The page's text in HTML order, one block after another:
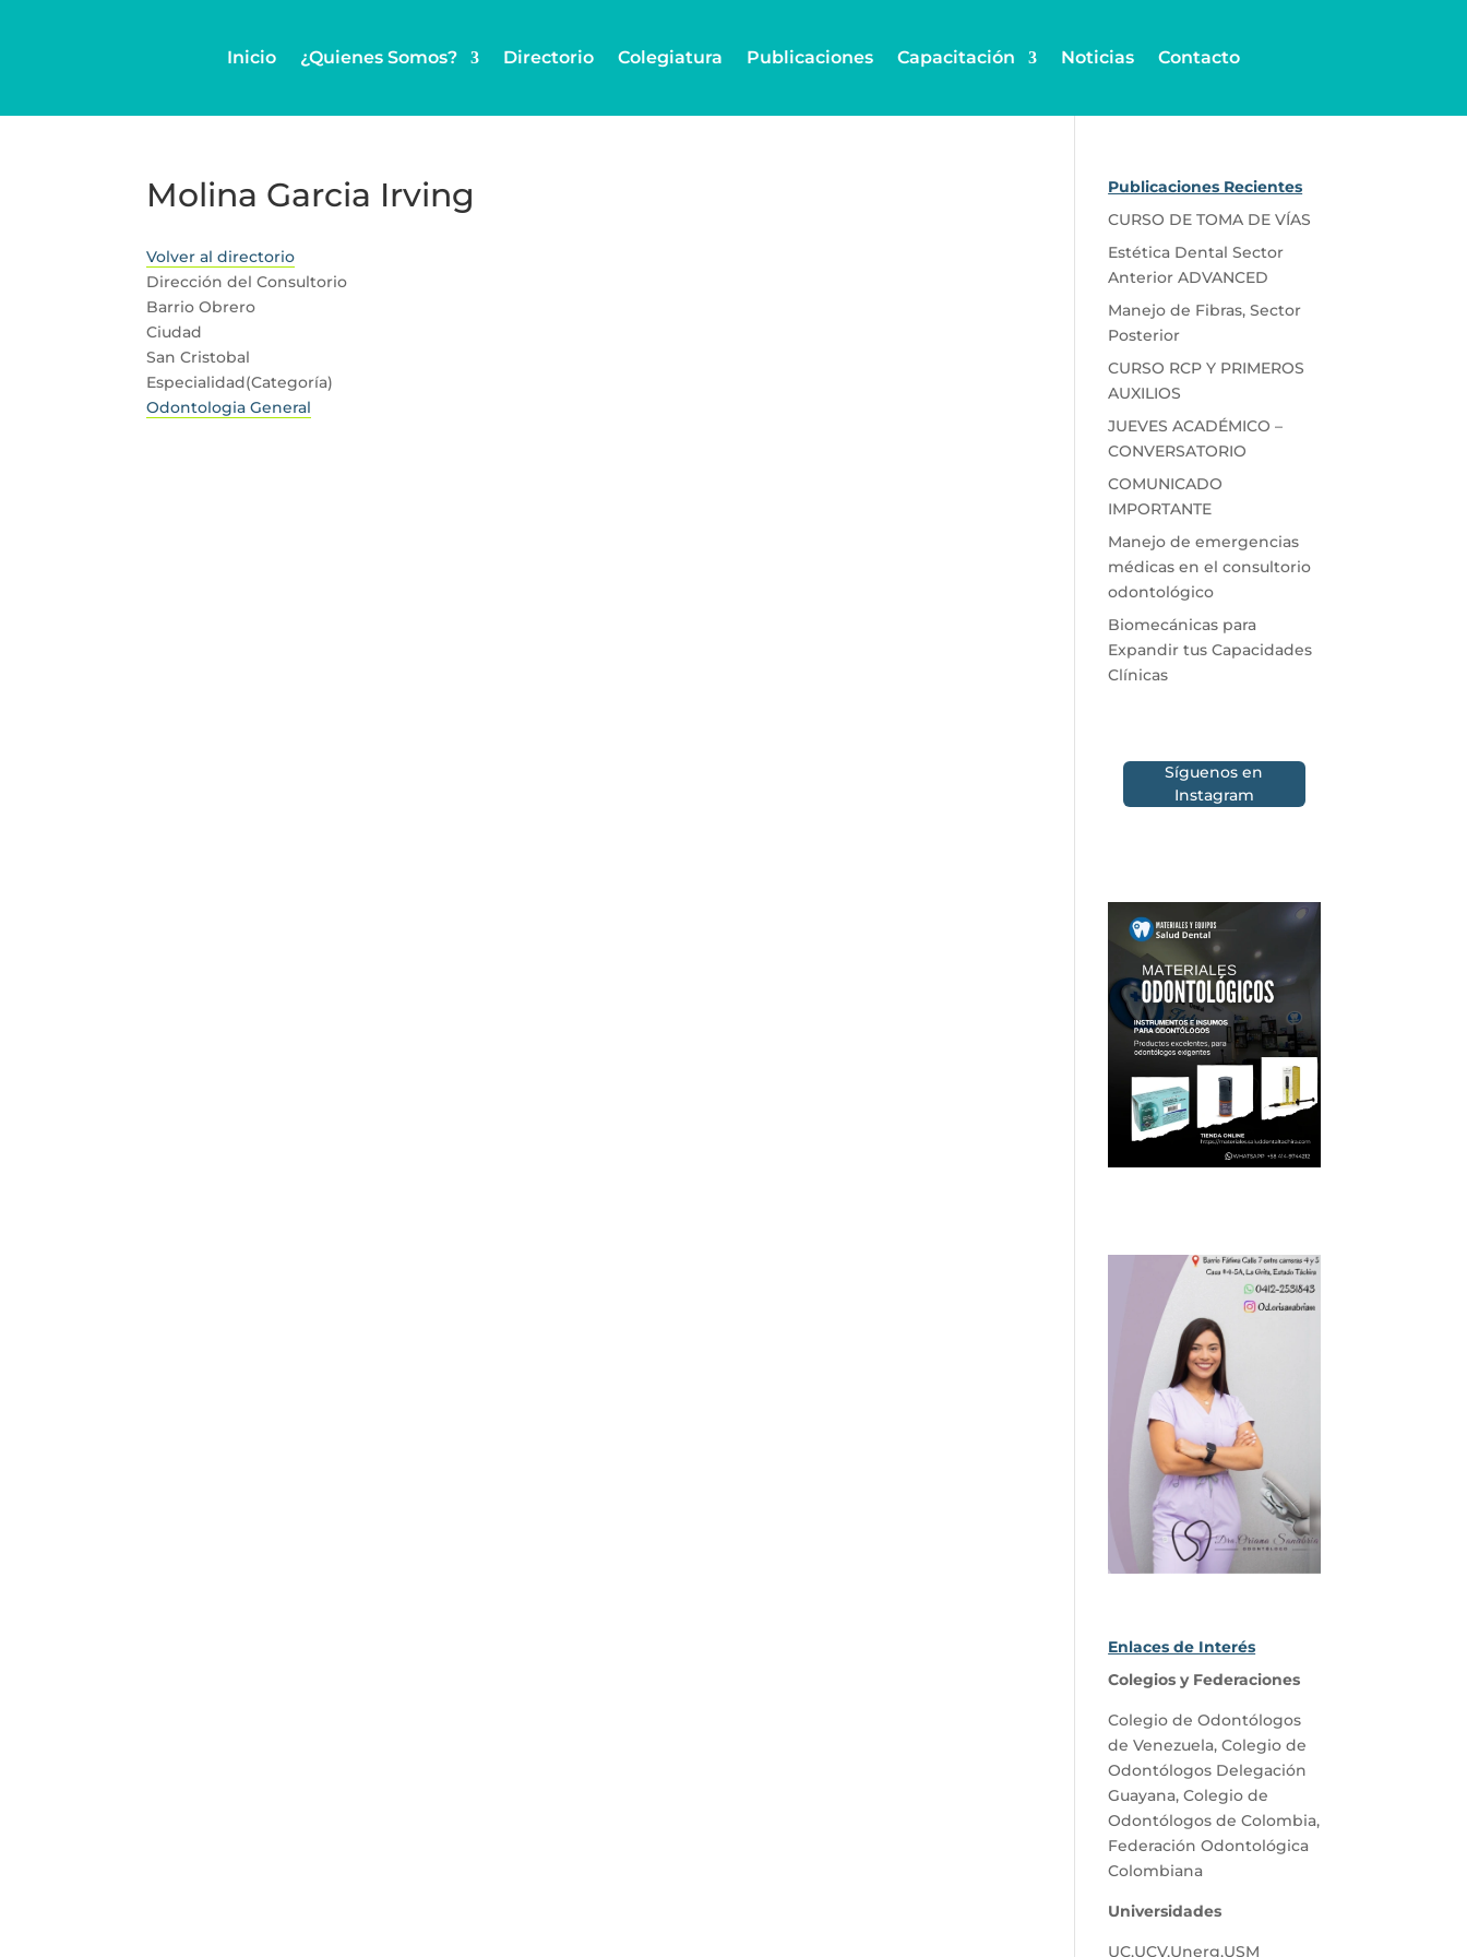
Inicio ¿Quienes Somos? Directorio Colegiatura Publicaciones Capacitación Noticias Contacto
Molina Garcia Irving
Volver al directorio
Dirección del Consultorio
Barrio Obrero
Ciudad
San Cristobal
Especialidad(Categoría)
Odontologia General
Publicaciones Recientes
CURSO DE TOMA DE VÍAS
Estética Dental Sector
Anterior ADVANCED
Manejo de Fibras, Sector
Posterior
CURSO RCP Y PRIMEROS
AUXILIOS
JUEVES ACADÉMICO –
CONVERSATORIO
COMUNICADO
IMPORTANTE
Manejo de emergencias
médicas en el consultorio
odontológico
Biomecánicas para
Expandir tus Capacidades
Clínicas
Síguenos en
Instagram
Enlaces de Interés
Colegios y Federaciones
Colegio de Odontólogos
de Venezuela,Colegio de
Odontólogos Delegación
Guayana,Colegio de
Odontólogos de Colombia,
Federación Odontológica
Colombiana
Universidades
UC,UCV,Unerg,USM